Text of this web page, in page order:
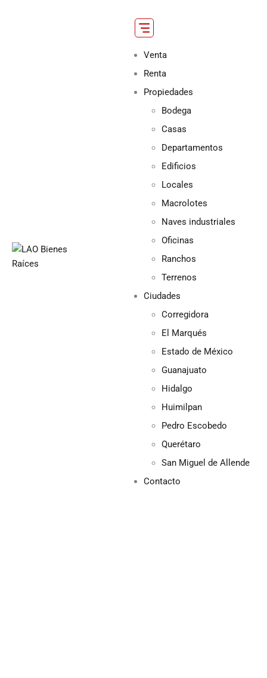
Venta
Renta
Propiedades
Bodega
Casas
Departamentos
Edificios
Locales
Macrolotes
Naves industriales
Oficinas
Ranchos
Terrenos
Ciudades
Corregidora
El Marqués
Estado de México
Guanajuato
Hidalgo
Huimilpan
Pedro Escobedo
Querétaro
San Miguel de Allende
Contacto